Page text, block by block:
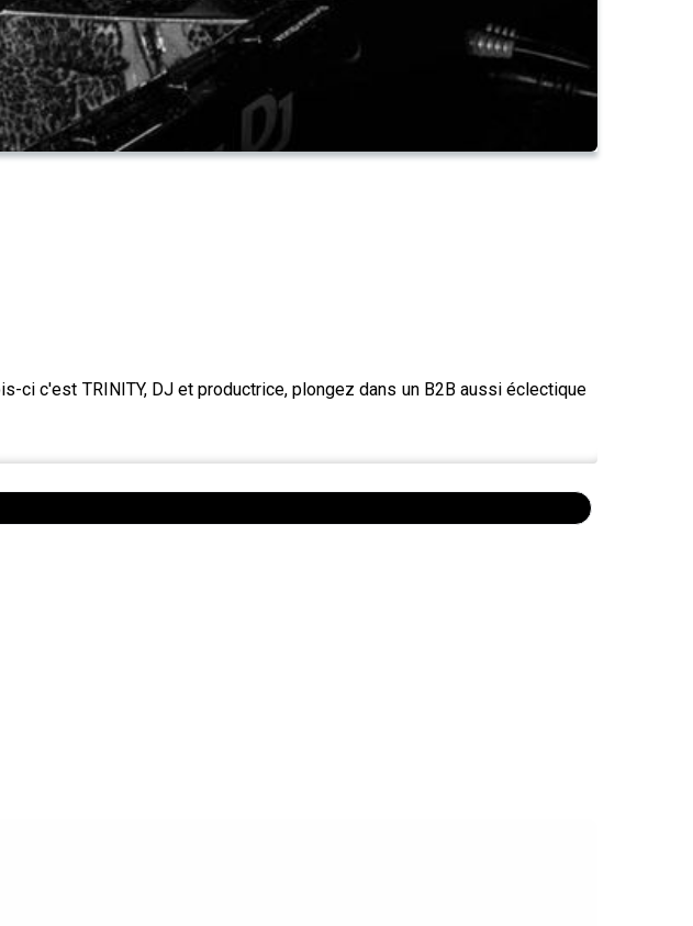
ci c'est TRINITY, DJ et productrice, plongez dans un B2B aussi éclectique